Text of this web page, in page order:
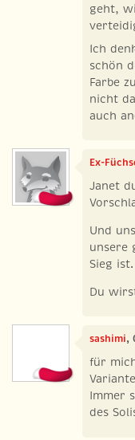
geht,
Ich
schön
Farbe
nicht
auch
Ex-
Janet
Und
unsere
Sieg ist.
Du
sashimi,
für
Immer
des